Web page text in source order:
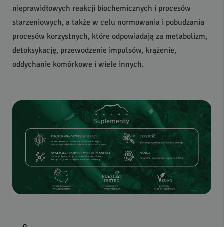
nieprawidłowych reakcji biochemicznych i procesów
starzeniowych, a także w celu normowania i pobudzania
procesów korzystnych, które odpowiadają za metabolizm,
detoksykację, przewodzenie impulsów, krążenie,
oddychanie komórkowe i wiele innych.